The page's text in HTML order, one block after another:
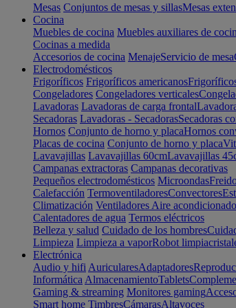
Mesas Conjuntos de mesas y sillasMesas
Cocina
Muebles de cocina Muebles auxiliares de
Cocinas a medida
Accesorios de cocina MenajeServicio de mesa
Electrodomésticos
Frigoríficos Frigoríficos americanos
Congeladores Congeladores verticales
Lavadoras Lavadoras de carga frontal
Secadoras Lavadoras - SecadorasSecadoras
Hornos Conjunto de horno y placaHornos
Placas de cocina Conjunto de horno y placa
Lavavajillas Lavavajillas 60cmLavavajillas
Campanas extractoras Campanas decorativas
Pequeños electrodomésticos Microondas
Calefacción TermoventiladoresConvectores
Climatización Ventiladores Aire acondicionado
Calentadores de agua Termos eléctricos
Belleza y salud Cuidado de los hombres
Limpieza Limpieza a vaporRobot
Electrónica
Audio y hifi AuricularesAdaptadores
Informática AlmacenamientoTablets
Gaming & streaming Monitores gaming
Smart home TimbresCámarasAltavoces